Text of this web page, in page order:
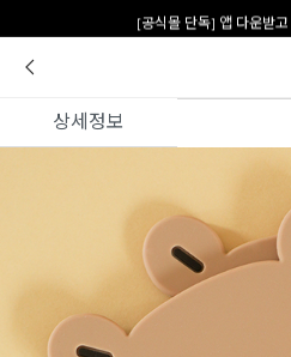
[공식몰 단독] 앱 다운받고
상세정보